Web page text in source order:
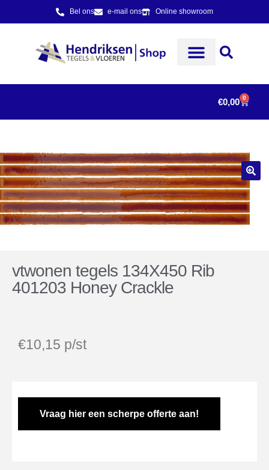
Bel ons e-mail ons Online showroom
€0,00 0
vtwonen tegels 134X450 Rib
401203 Honey Crackle
€10,15 p/st
Vraag hier een scherpe offerte aan!